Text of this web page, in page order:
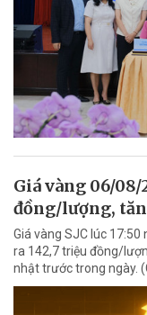
Giá vàng 06/08/
đồng/lượng,
Giá vàng SJC lúc
ra 142,7 triệu đồng/
nhật trước trong ngày.